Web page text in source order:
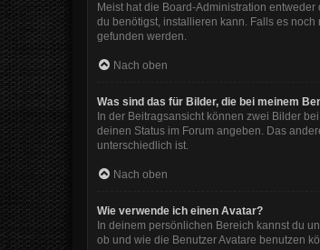
Meist hat die Board-Administration
du benötigst, installieren kann. Falls es
gefunden werden.
Nach oben
Was sind das für Bilder, die bei meinem
In der Beitragsansicht können zwei Bilder
deinen Status im Forum angeben. Das
unterschiedlich ist.
Nach oben
Wie verwende ich einen Avatar?
In deinem persönlichen Bereich kannst du
ob und wie die Benutzer Avatare benutzen